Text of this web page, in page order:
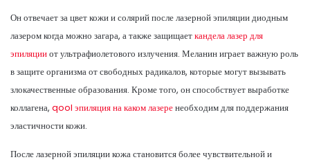
Он отвечает за цвет кожи и солярий после лазерной эпиляции диодным
лазером когда можно загара, а также защищаеткандела лазер для
эпиляцииот ультрафиолетового излучения. Меланин играет важную роль
в защите организма от свободных радикалов, которые могут вызывать
злокачественные образования. Кроме того, он способствует выработке
коллагена, qool эпиляция на каком лазеренеобходим для поддержания
эластичности кожи.
После лазерной эпиляции кожа становится более чувствительной и